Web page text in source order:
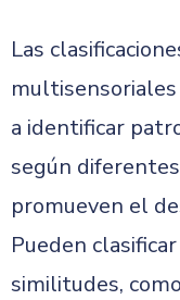
Las
a identificar
según
promueven el
Pueden
similitudes,